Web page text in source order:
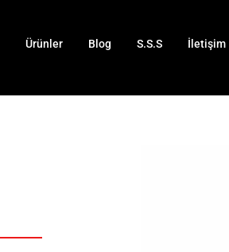
Ürünler Blog S.S.S İletişim